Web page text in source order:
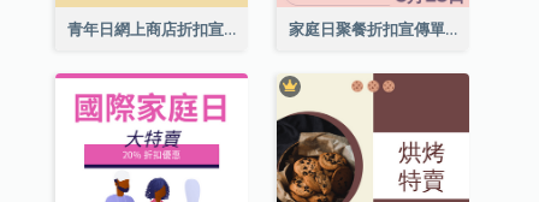
青年日網上商店折扣宣傳單張 家庭日聚餐折扣宣傳單張